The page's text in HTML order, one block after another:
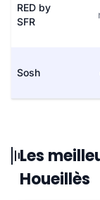
RED by
SFR
Sosh
Les
Houeillès